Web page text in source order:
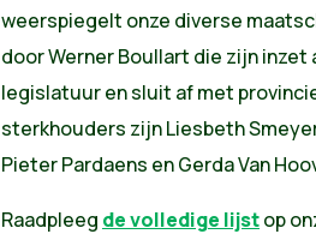
weerspiegelt onze diverse
door Werner Boullart die zijn
legislatuur en sluit af met
sterkhouders zijn Liesbeth
Pieter Pardaens en Gerda Van
Raadpleeg de volledige lijstop